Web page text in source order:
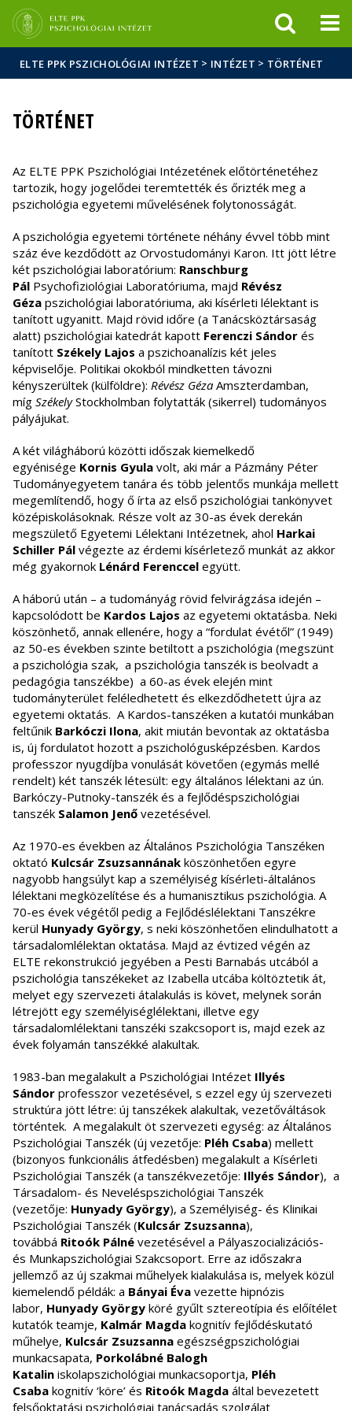
sajtóban
ELTE PPK PSZICHOLÓGIAI INTÉZET > INTÉZET > TÖRTÉNET
TÖRTÉNET
Az ELTE PPK Pszichológiai Intézetének előtörténetéhez
tartozik, hogy jogelődei teremtették és őrizték meg a
pszichológia egyetemi művelésének folytonosságát.
A pszichológia egyetemi története néhány évvel több mint
száz éve kezdődött az Orvostudományi Karon. Itt jött létre
két pszichológiai laboratórium: Ranschburg
Pál Psychofiziológiai Laboratóriuma, majd Révész
Géza pszichológiai laboratóriuma, aki kísérleti lélektant is
tanított ugyanitt. Majd rövid időre (a Tanácsköztársaság
alatt) pszichológiai katedrát kapott Ferenczi Sándor és
tanított Székely Lajos a pszichoanalízis két jeles
képviselője. Politikai okokból mindketten távozni
kényszerültek (külföldre): Révész Géza Amszterdamban,
míg SzékelyStockholmban folytatták (sikerrel) tudományos
pályájukat.
A két világháború közötti időszak kiemelkedő
egyénisége Kornis Gyula volt, aki már a Pázmány Péter
Tudományegyetem tanára és több jelentős munkája mellett
megemlítendő, hogy ő írta az első pszichológiai tankönyvet
középiskolásoknak. Része volt az 30-as évek derekán
megszülető Egyetemi Lélektani Intézetnek, ahol Harkai
Schiller Pál végezte az érdemi kísérletező munkát az akkor
még gyakornok Lénárd Ferenccel együtt.
A háború után – a tudományág rövid felvirágzása idején –
kapcsolódott be Kardos Lajos az egyetemi oktatásba. Neki
köszönhető, annak ellenére, hogy a “fordulat évétől” (1949)
az 50-es években szinte betiltott a pszichológia (megszünt
a pszichológia szak, a pszichológia tanszék is beolvadt a
pedagógia tanszékbe) a 60-as évek elején mint
tudományterület feléledhetett és elkezdődhetett újra az
egyetemi oktatás. A Kardos-tanszéken a kutatói munkában
feltűnik Barkóczi Ilona, akit miután bevontak az oktatásba
is, új fordulatot hozott a pszichológusképzésben. Kardos
professzor nyugdíjba vonulását követően (egymás mellé
rendelt) két tanszék létesült: egy általános lélektani az ún.
Barkóczy-Putnoky-tanszék és a fejlődéspszichológiai
tanszék Salamon Jenő vezetésével.
Az 1970-es években az Általános Pszichológia Tanszéken
oktató Kulcsár Zsuzsannának köszönhetően egyre
nagyobb hangsúlyt kap a személyiség kísérleti-általános
lélektani megközelítése és a humanisztikus pszichológia. A
70-es évek végétől pedig a Fejlődéslélektani Tanszékre
kerül Hunyady György, s neki köszönhetően elindulhatott a
társadalomlélektan oktatása. Majd az évtized végén az
ELTE rekonstrukció jegyében a Pesti Barnabás utcából a
pszichológia tanszékeket az Izabella utcába költöztetik át,
melyet egy szervezeti átalakulás is követ, melynek során
létrejött egy személyiséglélektani, illetve egy
társadalomlélektani tanszéki szakcsoport is, majd ezek az
évek folyamán tanszékké alakultak.
1983-ban megalakult a Pszichológiai Intézet Illyés
Sándor professzor vezetésével, s ezzel egy új szervezeti
struktúra jött létre: új tanszékek alakultak, vezetőváltások
történtek. A megalakult öt szervezeti egység: az Általános
Pszichológiai Tanszék (új vezetője: Pléh Csaba) mellett
(bizonyos funkcionális átfedésben) megalakult a Kísérleti
Pszichológiai Tanszék (a tanszékvezetője: Illyés Sándor), a
Társadalom- és Neveléspszichológiai Tanszék
(vezetője: Hunyady György), a Személyiség- és Klinikai
Pszichológiai Tanszék (Kulcsár Zsuzsanna),
továbbá Ritoók Pálné vezetésével a Pályaszocializációs-
és Munkapszichológiai Szakcsoport. Erre az időszakra
jellemző az új szakmai műhelyek kialakulása is, melyek közül
kiemelendő példák: a Bányai Éva vezette hipnózis
labor, Hunyady György köré gyűlt sztereotípia és előítélet
kutatók teamje, Kalmár Magda kognitív fejlődéskutató
műhelye, Kulcsár Zsuzsanna egészségpszichológiai
munkacsapata, Porkolábné Balogh
Katalin iskolapszichológiai munkacsoportja, Pléh
Csaba kognitív ‘köre’ és Ritoók Magda által bevezetett
felsőoktatási pszichológiai tanácsadás szolgálat